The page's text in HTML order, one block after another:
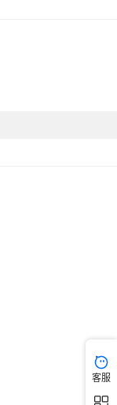
客服